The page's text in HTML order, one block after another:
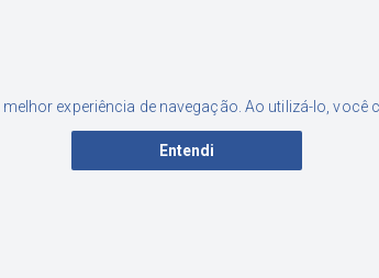
experiência de navegação. Ao utilizá-lo,
Entendi